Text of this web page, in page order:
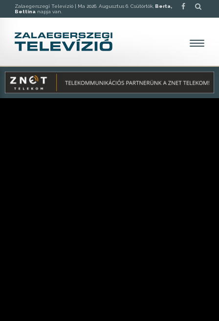
Zalaegerszegi Televízió | Ma 2026. Augusztus 6. Csütörtök, Berta,
Bettina napja van.